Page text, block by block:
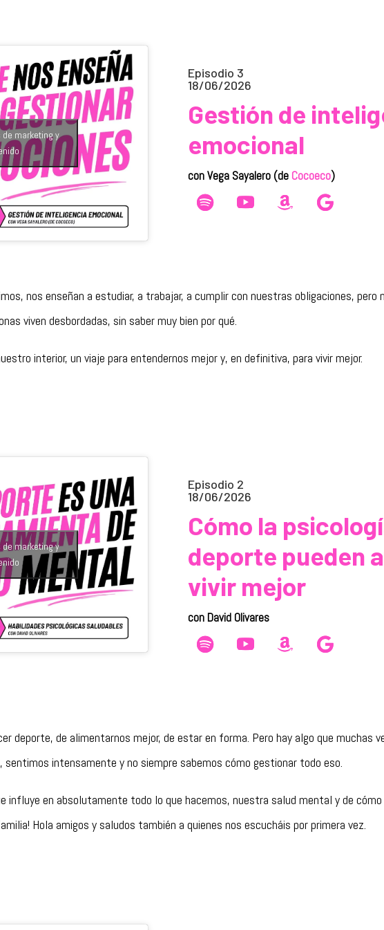
de marketing y
Episodio 3
18/06/2026
Gestión de
emocional
con Vega Sayalero (de Cocoeco)
nos enseñan a estudiar, a trabajar, a cumplir con nuestras obligaciones, pero
viven desbordadas, sin saber muy bien por qué.
interior, un viaje para entendernos mejor y, en definitiva, para vivir mejor.
de marketing y
Episodio 2
18/06/2026
Cómo la
deporte pueden
vivir mejor
con David Olivares
deporte, de alimentarnos mejor, de estar en forma. Pero hay algo que muchas
sentimos intensamente y no siempre sabemos cómo gestionar todo eso.
influye en absolutamente todo lo que hacemos, nuestra salud mental y de
Hola amigos y saludos también a quienes nos escucháis por primera vez.